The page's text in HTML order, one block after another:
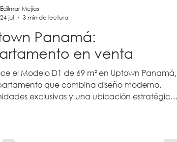
Bienes RaícesPanamá:
en venta
el Modelo D1 de 69 m² en Uptown Panamá,
que combina diseño moderno,
exclusivas y una ubicación estratégica
de valorización.
Edilmar Mejías
24 jul
3 min de lectura